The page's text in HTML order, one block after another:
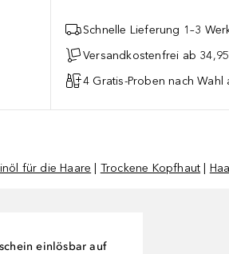
Schnelle Lieferung 1–3
Versandkostenfrei ab
4 Gratis-Proben nach Wahl
für die Haare Trockene Kopfhaut
einlösbar auf